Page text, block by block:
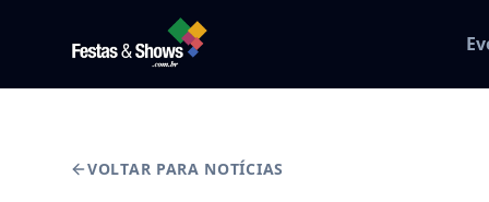
VOLTAR PARA NOTÍCIAS